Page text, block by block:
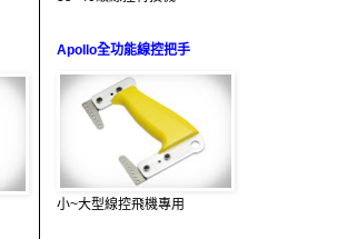
Apollo全功能線控把手
小~大型線控飛機專用